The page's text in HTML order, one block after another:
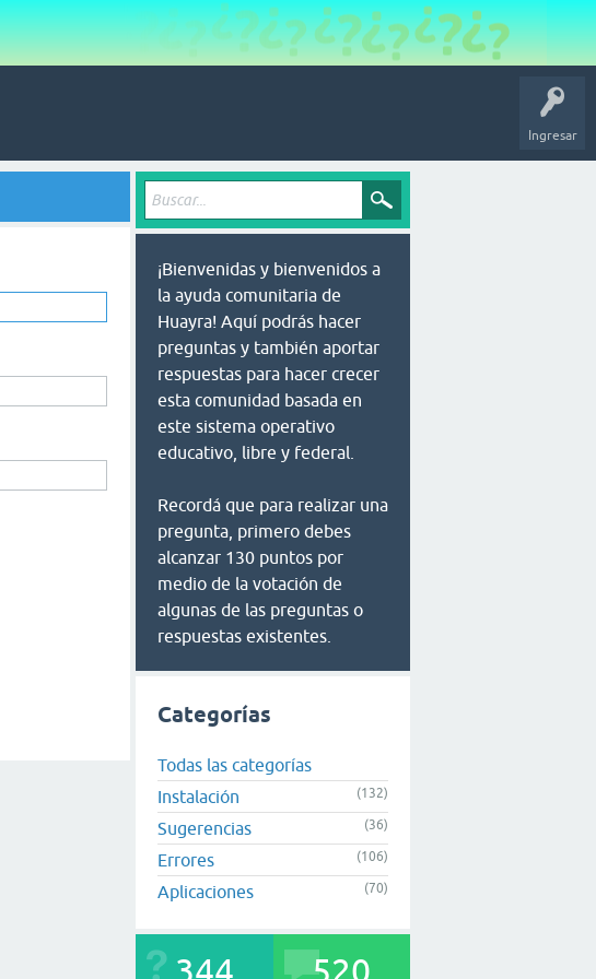
Ingresar
¡Bienvenidas y bienvenidos a
la ayuda comunitaria de
Huayra! Aquí podrás hacer
preguntas y también aportar
respuestas para hacer crecer
esta comunidad basada en
este sistema operativo
educativo, libre y federal.
Recordá que para realizar una
pregunta, primero debes
alcanzar 130 puntos por
medio de la votación de
algunas de las preguntas o
respuestas existentes.
Categorías
Todas las categorías
Instalación
(132)
Sugerencias (36)
Errores (106)
Aplicaciones (70)
344 520